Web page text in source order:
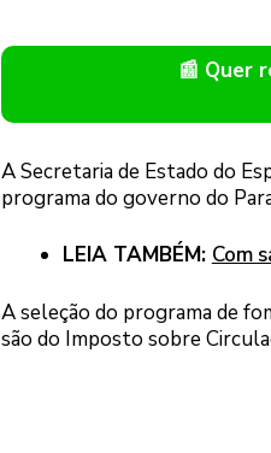
📰 Quer
A Secretaria de Estado do
programa do governo do
LEIA TAMBÉM: Com
A seleção do programa de
são do Imposto sobre